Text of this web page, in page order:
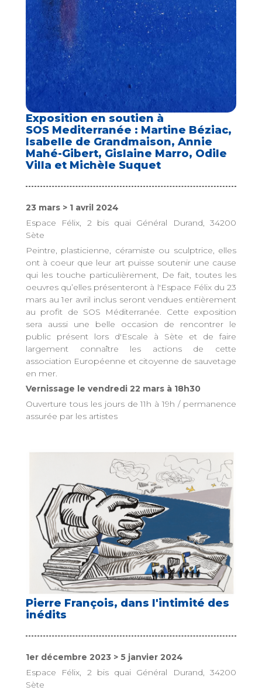
Exposition en soutien à
SOS Mediterranée : Martine Béziac,
Isabelle de Grandmaison, Annie
Mahé-Gibert, Gislaine Marro, Odile
Villa et Michèle Suquet
23 mars > 1 avril 2024
Espace Félix, 2 bis quai Général Durand, 34200
Sète
Peintre, plasticienne, céramiste ou sculptrice, elles
ont à coeur que leur art puisse soutenir une cause
qui les touche particulièrement, De fait, toutes les
oeuvres qu’elles présenteront à l'Espace Félix du 23
mars au 1er avril inclus seront vendues entièrement
au profit de SOS Méditerranée. Cette exposition
sera aussi une belle occasion de rencontrer le
public présent lors d'Escale à Sète et de faire
largement connaître les actions de cette
association Européenne et citoyenne de sauvetage
en mer.
Vernissage le vendredi 22 mars à 18h30
Ouverture tous les jours de 11h à 19h / permanence
assurée par les artistes
Pierre François, dans l'intimité des
inédits
1er décembre 2023 > 5 janvier 2024
Espace Félix, 2 bis quai Général Durand, 34200
Sète